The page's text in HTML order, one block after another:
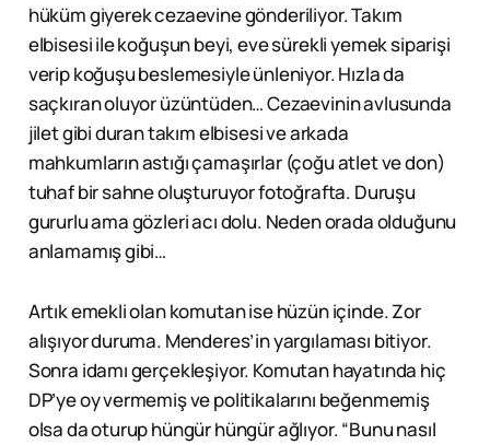
hüküm giyerek cezaevine gönderiliyor. Takım
elbisesi ile koğuşun beyi, eve sürekli yemek siparişi
verip koğuşu beslemesiyle ünleniyor. Hızla da
saçkıran oluyor üzüntüden… Cezaevinin avlusunda
jilet gibi duran takım elbisesi ve arkada
mahkumların astığı çamaşırlar (çoğu atlet ve don)
tuhaf bir sahne oluşturuyor fotoğrafta. Duruşu
gururlu ama gözleri acı dolu. Neden orada olduğunu
anlamamış gibi…
Artık emekli olan komutan ise hüzün içinde. Zor
alışıyor duruma. Menderes’in yargılaması bitiyor.
Sonra idamı gerçekleşiyor. Komutan hayatında hiç
DP’ye oy vermemiş ve politikalarını beğenmemiş
olsa da oturup hüngür hüngür ağlıyor. “Bunu nasıl